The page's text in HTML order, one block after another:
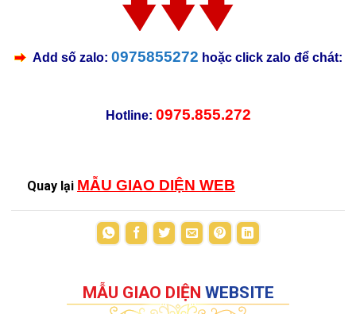
Add số zalo: 0975855272 hoặc click zalo để chát:
Hotline: 0975.855.272
Quay lại MẪU GIAO DIỆN WEB
MẪU GIAO DIỆN WEBSITE